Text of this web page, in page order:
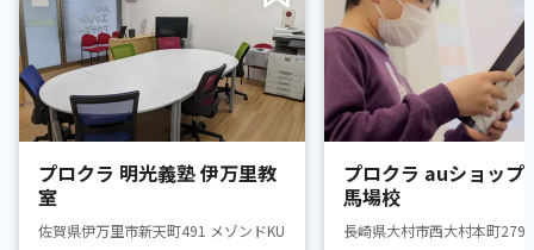
プロクラ 明光義塾 伊万里教
室
佐賀県伊万里市新天町491 メゾンドKUGISIMAⅢ 2F
プロクラ auショップ
馬場校
長崎県大村市西大村本町279-